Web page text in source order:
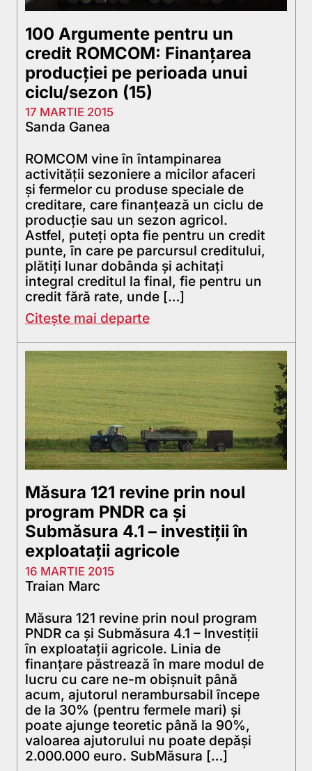
100 Argumente pentru un
credit ROMCOM: Finanţarea
producţiei pe perioada unui
ciclu/sezon (15)
17 MARTIE 2015
Sanda Ganea
ROMCOM vine în întampinarea
activităţii sezoniere a micilor afaceri
şi fermelor cu produse speciale de
creditare, care finanţează un ciclu de
producţie sau un sezon agricol.
Astfel, puteţi opta fie pentru un credit
punte, în care pe parcursul creditului,
plătiţi lunar dobânda şi achitaţi
integral creditul la final, fie pentru un
credit fără rate, unde […]
Citește mai departe
Măsura 121 revine prin noul
program PNDR ca și
Submăsura 4.1 – investiţii în
exploataţii agricole
16 MARTIE 2015
Traian Marc
Măsura 121 revine prin noul program
PNDR ca și Submăsura 4.1 – Investiţii
în exploataţii agricole. Linia de
finanțare păstrează în mare modul de
lucru cu care ne-m obișnuit până
acum, ajutorul nerambursabil începe
de la 30% (pentru fermele mari) și
poate ajunge teoretic până la 90%,
valoarea ajutorului nu poate depăși
2.000.000 euro. SubMăsura […]